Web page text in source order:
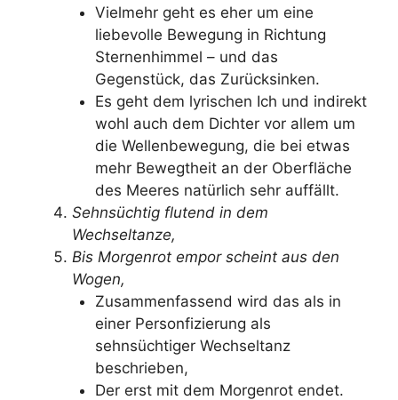
Vielmehr geht es eher um eine
liebevolle Bewegung in Richtung
Sternenhimmel – und das
Gegenstück, das Zurücksinken.
Es geht dem lyrischen Ich und indirekt
wohl auch dem Dichter vor allem um
die Wellenbewegung, die bei etwas
mehr Bewegtheit an der Oberfläche
des Meeres natürlich sehr auffällt.
Sehnsüchtig flutend in dem
Wechseltanze,
Bis Morgenrot empor scheint aus den
Wogen,
Zusammenfassend wird das als in
einer Personfizierung als
sehnsüchtiger Wechseltanz
beschrieben,
Der erst mit dem Morgenrot endet.